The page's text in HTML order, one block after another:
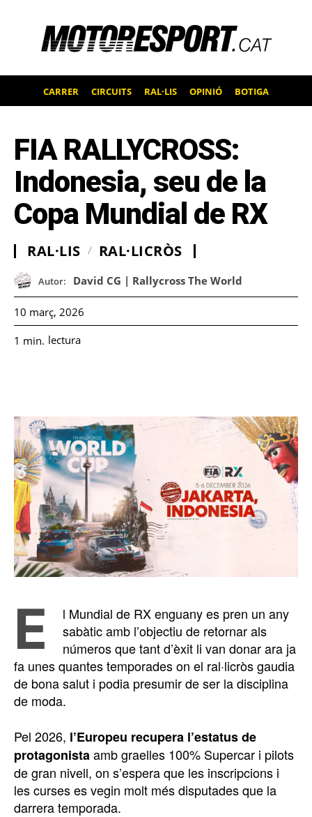
CARRER CIRCUITS RAL·LIS OPINIÓ BOTIGA
FIA RALLYCROSS:
Indonesia, seu de la
Copa Mundial de RX
RAL·LIS RAL·LICRÒS
Autor: David CG | Rallycross The World
10 març, 2026
1 min. lectura
E
l Mundial de RX enguany es pren un any
sabàtic amb l’objectiu de retornar als
números que tant d’èxit li van donar ara ja
fa unes quantes temporades on el ral·licròs gaudia
de bona salut i podia presumir de ser la disciplina
de moda.
Pel 2026, l’Europeu recupera l’estatus de
protagonistaamb graelles 100% Supercar i pilots
de gran nivell, on s’espera que les inscripcions i
les curses es vegin molt més disputades que la
darrera temporada.